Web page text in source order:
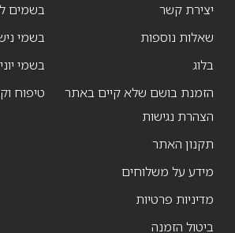
יצירת קשר
שאלות נוספות
בלוג
הזמנת בושם שלא קיים באתר
הצהרת נגישות
תקנון האתר
מידע על משלוחים
מדיניות פרטיות
ביטול הזמנה
בשמים
בשמי
בשמי
טיפוח